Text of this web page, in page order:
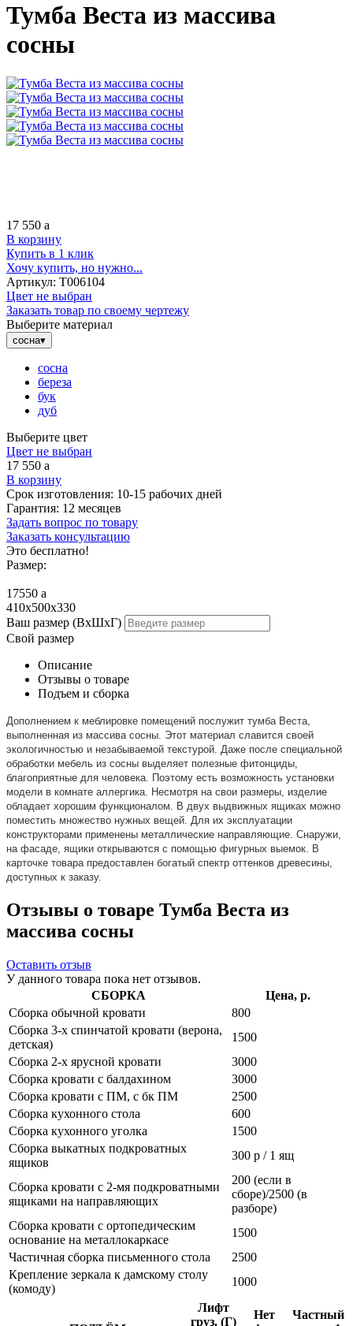
Тумба Веста из массива
сосны
17 550 a
В корзину
Купить в 1 клик
Хочу купить, но нужно...
Артикул: Т006104
Цвет не выбран
Заказать товар по своему чертежу
Выберите материал
сосна▾
сосна
береза
бук
дуб
Выберите цвет
Цвет не выбран
17 550 a
В корзину
Срок изготовления: 10-15 рабочих дней
Гарантия: 12 месяцев
Задать вопрос по товару
Заказать консультацию
Это бесплатно!
Размер:
17550 a
410x500x330
Ваш размер (ВхШхГ)
Свой размер
Описание
Отзывы о товаре
Подъем и сборка
Дополнением к меблировке помещений послужит тумба Веста,
выполненная из массива сосны. Этот материал славится своей
экологичностью и незабываемой текстурой. Даже после специальной
обработки мебель из сосны выделяет полезные фитонциды,
благоприятные для человека. Поэтому есть возможность установки
модели в комнате аллергика. Несмотря на свои размеры, изделие
обладает хорошим функционалом. В двух выдвижных ящиках можно
поместить множество нужных вещей. Для их эксплуатации
конструкторами применены металлические направляющие. Снаружи,
на фасаде, ящики открываются с помощью фигурных выемок. В
карточке товара предоставлен богатый спектр оттенков древесины,
доступных к заказу.
Отзывы о товаре Тумба Веста из
массива сосны
Оставить отзыв
У данного товара пока нет отзывов.
СБОРКА
Цена, р.
Сборка обычной кровати
800
Сборка 3-х спинчатой кровати (верона,
детская)
1500
Сборка 2-х ярусной кровати
3000
Сборка кровати с балдахином
3000
Сборка кровати с ПМ, с бк ПМ
2500
Сборка кухонного стола
600
Сборка кухонного уголка
1500
Сборка выкатных подкроватных
ящиков
300 р / 1 ящ
Сборка кровати с 2-мя подкроватными
ящиками на направляющих
200 (если в
сборе)/2500 (в
разборе)
Сборка кровати с ортопедическим
основание на металлокаркасе
1500
Частичная сборка письменного стола
2500
Крепление зеркала к дамскому столу
(комоду)
1000
Лифт
груз. (Г)
Нет
Частный